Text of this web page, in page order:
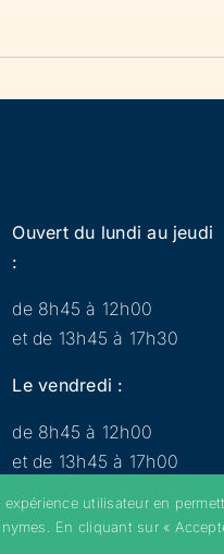
Ouvert du lundi au jeudi
:
de 8h45 à 12h00
et de 13h45 à 17h30
Le vendredi :
de 8h45 à 12h00
et de 13h45 à 17h00
droits réservés –Mentions
utilisateur en
En cliquant sur «